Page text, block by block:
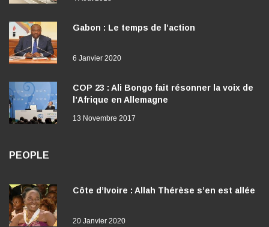
Gabon : Le temps de l’action
6 Janvier 2020
COP 23 : Ali Bongo fait résonner la voix de
l’Afrique en Allemagne
13 Novembre 2017
PEOPLE
Côte d’Ivoire : Allah Thérèse s’en est allée
20 Janvier 2020